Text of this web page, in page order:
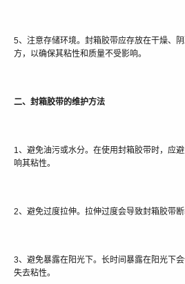
5、注意存储环境。封箱胶带应存放在干燥、
方，以确保其粘性和质量不受影响。
二、封箱胶带的维护方法
1、避免油污或水分。在使用封箱胶带时，应
响其粘性。
2、避免过度拉伸。拉伸过度会导致封箱胶带断
3、避免暴露在阳光下。长时间暴露在阳光下
失去粘性。